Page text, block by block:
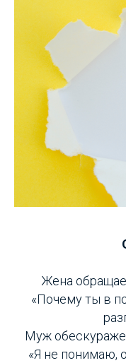
Жена
«Почему ты в
Муж
«Я не понимаю,